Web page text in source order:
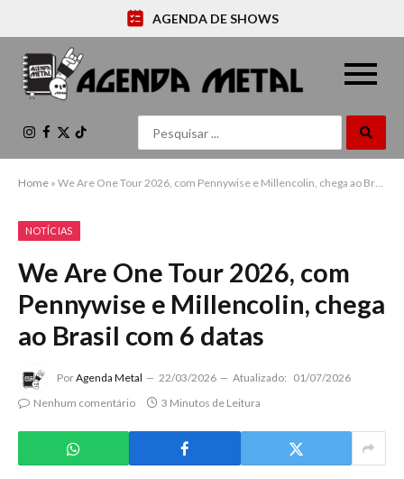
AGENDA DE SHOWS
Instagram
Facebook
X
(Twitter)
TikTok
Home » We Are One Tour 2026, com Pennywise e Millencolin, chega ao Brasil com 6 datas
NOTÍCIAS
We Are One Tour 2026, com
Pennywise e Millencolin, chega
ao Brasil com 6 datas
PorAgenda Metal 22/03/2026 Atualizado: 01/07/2026
Nenhum comentário
3 Minutos de Leitura